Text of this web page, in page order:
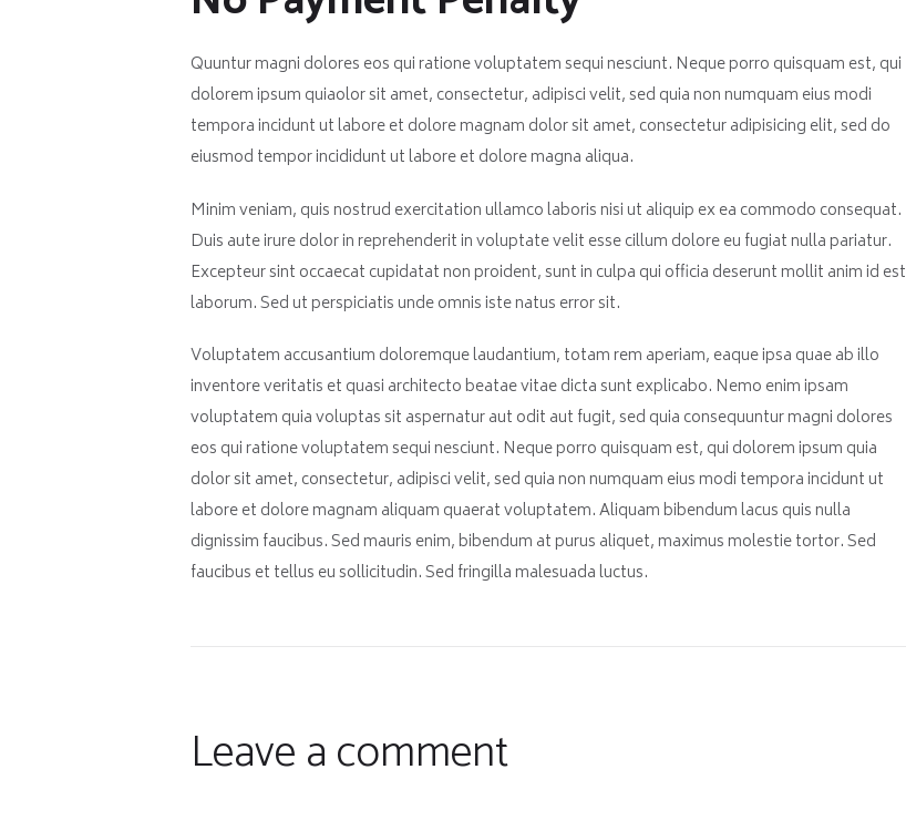
Quuntur magni dolores eos qui ratione voluptatem sequi nesciunt. Neque porro quisquam est, qui
dolorem ipsum quiaolor sit amet, consectetur, adipisci velit, sed quia non numquam eius modi
tempora incidunt ut labore et dolore magnam dolor sit amet, consectetur adipisicing elit, sed do
eiusmod tempor incididunt ut labore et dolore magna aliqua.
Minim veniam, quis nostrud exercitation ullamco laboris nisi ut aliquip ex ea commodo consequat.
Duis aute irure dolor in reprehenderit in voluptate velit esse cillum dolore eu fugiat nulla pariatur.
Excepteur sint occaecat cupidatat non proident, sunt in culpa qui officia deserunt mollit anim id est
laborum. Sed ut perspiciatis unde omnis iste natus error sit.
Voluptatem accusantium doloremque laudantium, totam rem aperiam, eaque ipsa quae ab illo
inventore veritatis et quasi architecto beatae vitae dicta sunt explicabo. Nemo enim ipsam
voluptatem quia voluptas sit aspernatur aut odit aut fugit, sed quia consequuntur magni dolores
eos qui ratione voluptatem sequi nesciunt. Neque porro quisquam est, qui dolorem ipsum quia
dolor sit amet, consectetur, adipisci velit, sed quia non numquam eius modi tempora incidunt ut
labore et dolore magnam aliquam quaerat voluptatem. Aliquam bibendum lacus quis nulla
dignissim faucibus. Sed mauris enim, bibendum at purus aliquet, maximus molestie tortor. Sed
faucibus et tellus eu sollicitudin. Sed fringilla malesuada luctus.
Leave a comment